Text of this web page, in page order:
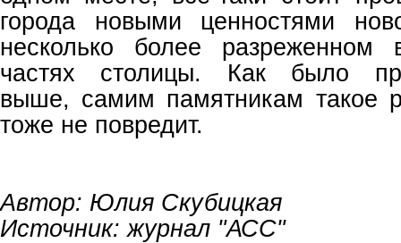
города новыми ценностями
несколько более
частях столицы. Как было
выше, самим памятникам такое
тоже не повредит.
Автор: Юлия Скубицкая
Источник: журнал "АСС"